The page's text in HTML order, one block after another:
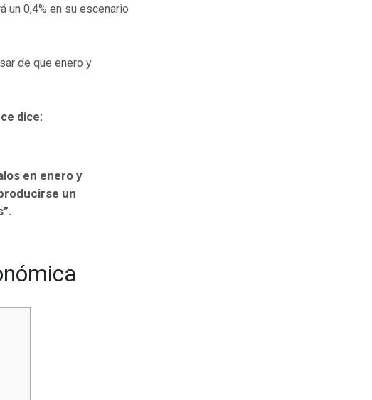
un 0,4% en su escenario
de que enero y
dice:
en enero y
un